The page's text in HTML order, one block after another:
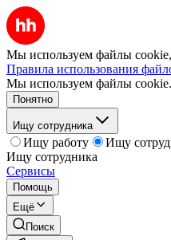
Мы используем файлы cookie,
Правила использования
Мы используем файлы cookie.
Понятно
Ищу сотрудника
Ищу работу
Ищу
Ищу сотрудника
Сервисы
Помощь
Ещё
Поиск